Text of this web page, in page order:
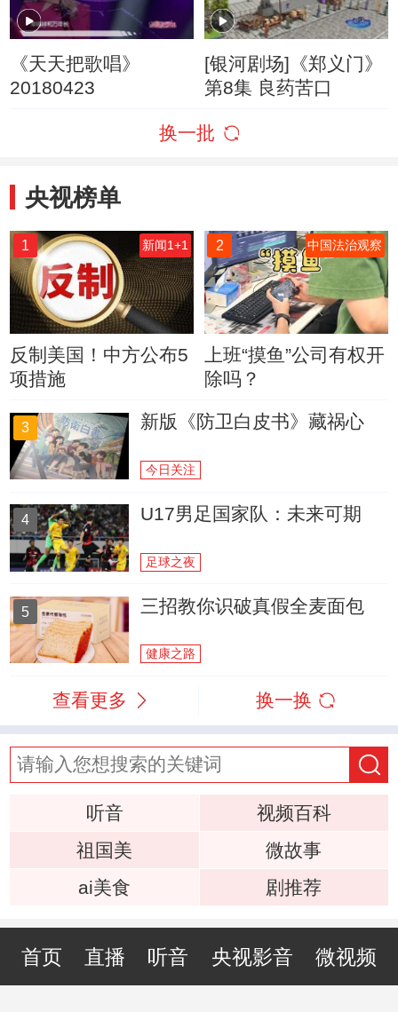
《天天把歌唱》
20180423
[银河剧场]《郑义门》
第8集 良药苦口
换一批
央视榜单
1 新闻1+1
反制美国！中方公布5
项措施
2 中国法治观察
上班“摸鱼”公司有权开
除吗？
3 新版《防卫白皮书》藏祸心
今日关注
4 U17男足国家队：未来可期
足球之夜
5 三招教你识破真假全麦面包
健康之路
查看更多 换一换
听音
视频百科
祖国美
微故事
ai美食
剧推荐
首页 直播 听音 央视影音 微视频